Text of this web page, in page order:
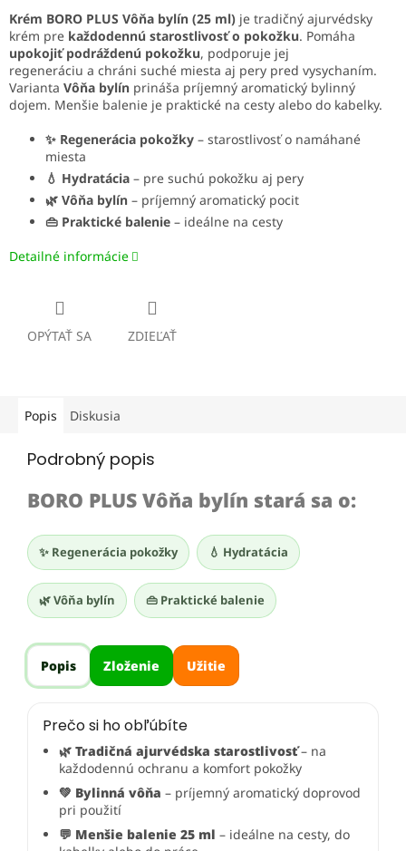
Krém BORO PLUS Vôňa bylín (25 ml) je tradičný ajurvédsky
krém pre každodennú starostlivosť o pokožku. Pomáha
upokojiť podráždenú pokožku, podporuje jej
regeneráciu a chráni suché miesta aj pery pred vysychaním.
Varianta Vôňa bylín prináša príjemný aromatický bylinný
dojem. Menšie balenie je praktické na cesty alebo do kabelky.
✨ Regenerácia pokožky – starostlivosť o namáhané
miesta
💧 Hydratácia – pre suchú pokožku aj pery
🌿 Vôňa bylín – príjemný aromatický pocit
👜 Praktické balenie – ideálne na cesty
Detailné informácie
OPÝTAŤ SA ZDIEĽAŤ
Popis Diskusia
Podrobný popis
BORO PLUS Vôňa bylín stará sa o:
✨ Regenerácia pokožky 💧 Hydratácia
🌿 Vôňa bylín 👜 Praktické balenie
Popis Zloženie Užitie
Prečo si ho obľúbíte
🌿 Tradičná ajurvédska starostlivosť– na
každodennú ochranu a komfort pokožky
💚 Bylinná vôňa – príjemný aromatický doprovod
pri použití
💬 Menšie balenie 25 ml – ideálne na cesty, do